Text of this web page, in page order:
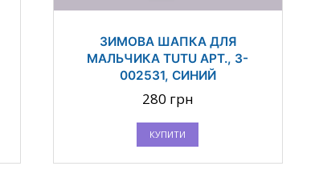
ЗИМОВА ШАПКА ДЛЯ
МАЛЬЧИКА TUTU АРТ., 3-
002531, СИНИЙ
280 грн
КУПИТИ